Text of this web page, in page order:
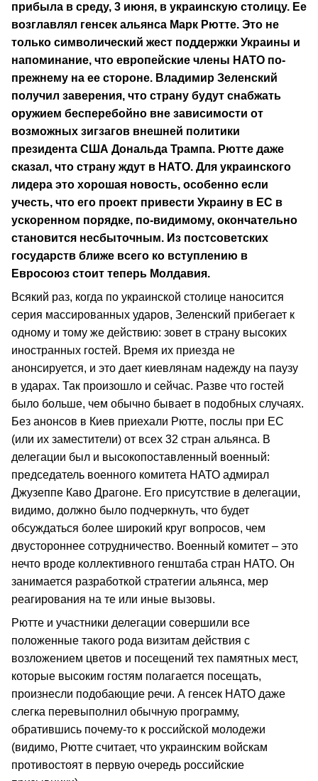
прибыла в среду, 3 июня, в украинскую столицу. Ее
возглавлял генсек альянса Марк Рютте. Это не
только символический жест поддержки Украины и
напоминание, что европейские члены НАТО по-
прежнему на ее стороне. Владимир Зеленский
получил заверения, что страну будут снабжать
оружием бесперебойно вне зависимости от
возможных зигзагов внешней политики
президента США Дональда Трампа. Рютте даже
сказал, что страну ждут в НАТО. Для украинского
лидера это хорошая новость, особенно если
учесть, что его проект привести Украину в ЕС в
ускоренном порядке, по-видимому, окончательно
становится несбыточным. Из постсоветских
государств ближе всего ко вступлению в
Евросоюз стоит теперь Молдавия.
Всякий раз, когда по украинской столице наносится
серия массированных ударов, Зеленский прибегает к
одному и тому же действию: зовет в страну высоких
иностранных гостей. Время их приезда не
анонсируется, и это дает киевлянам надежду на паузу
в ударах. Так произошло и сейчас. Разве что гостей
было больше, чем обычно бывает в подобных случаях.
Без анонсов в Киев приехали Рютте, послы при ЕС
(или их заместители) от всех 32 стран альянса. В
делегации был и высокопоставленный военный:
председатель военного комитета НАТО адмирал
Джузеппе Каво Драгоне. Его присутствие в делегации,
видимо, должно было подчеркнуть, что будет
обсуждаться более широкий круг вопросов, чем
двустороннее сотрудничество. Военный комитет – это
нечто вроде коллективного генштаба стран НАТО. Он
занимается разработкой стратегии альянса, мер
реагирования на те или иные вызовы.
Рютте и участники делегации совершили все
положенные такого рода визитам действия с
возложением цветов и посещений тех памятных мест,
которые высоким гостям полагается посещать,
произнесли подобающие речи. А генсек НАТО даже
слегка перевыполнил обычную программу,
обратившись почему-то к российской молодежи
(видимо, Рютте считает, что украинским войскам
противостоят в первую очередь российские